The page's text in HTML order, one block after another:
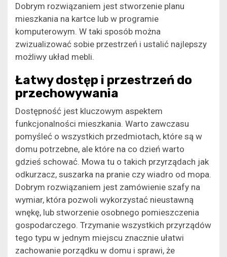
Dobrym rozwiązaniem jest stworzenie planu
mieszkania na kartce lub w programie
komputerowym. W taki sposób można
zwizualizować sobie przestrzeń i ustalić najlepszy
możliwy układ mebli.
Łatwy dostęp i przestrzeń do
przechowywania
Dostępność jest kluczowym aspektem
funkcjonalności mieszkania. Warto zawczasu
pomyśleć o wszystkich przedmiotach, które są w
domu potrzebne, ale które na co dzień warto
gdzieś schować. Mowa tu o takich przyrządach jak
odkurzacz, suszarka na pranie czy wiadro od mopa.
Dobrym rozwiązaniem jest zamówienie szafy na
wymiar, która pozwoli wykorzystać nieustawną
wnękę, lub stworzenie osobnego pomieszczenia
gospodarczego. Trzymanie wszystkich przyrządów
tego typu w jednym miejscu znacznie ułatwi
zachowanie porządku w domu i sprawi, że